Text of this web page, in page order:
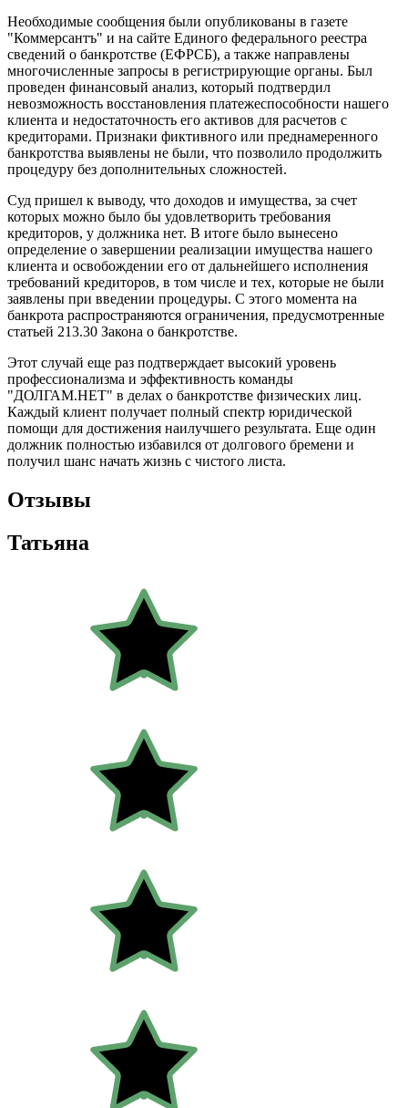
Необходимые сообщения были опубликованы в газете
"Коммерсантъ" и на сайте Единого федерального реестра
сведений о банкротстве (ЕФРСБ), а также направлены
многочисленные запросы в регистрирующие органы. Был
проведен финансовый анализ, который подтвердил
невозможность восстановления платежеспособности нашего
клиента и недостаточность его активов для расчетов с
кредиторами. Признаки фиктивного или преднамеренного
банкротства выявлены не были, что позволило продолжить
процедуру без дополнительных сложностей.
Суд пришел к выводу, что доходов и имущества, за счет
которых можно было бы удовлетворить требования
кредиторов, у должника нет. В итоге было вынесено
определение о завершении реализации имущества нашего
клиента и освобождении его от дальнейшего исполнения
требований кредиторов, в том числе и тех, которые не были
заявлены при введении процедуры. С этого момента на
банкрота распространяются ограничения, предусмотренные
статьей 213.30 Закона о банкротстве.
Этот случай еще раз подтверждает высокий уровень
профессионализма и эффективность команды
"ДОЛГАМ.НЕТ" в делах о банкротстве физических лиц.
Каждый клиент получает полный спектр юридической
помощи для достижения наилучшего результата. Еще один
должник полностью избавился от долгового бремени и
получил шанс начать жизнь с чистого листа.
Отзывы
Татьяна